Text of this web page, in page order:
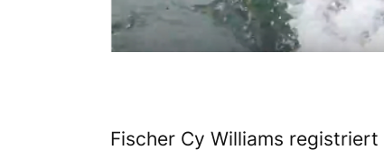
Fischer Cy Williams registriert